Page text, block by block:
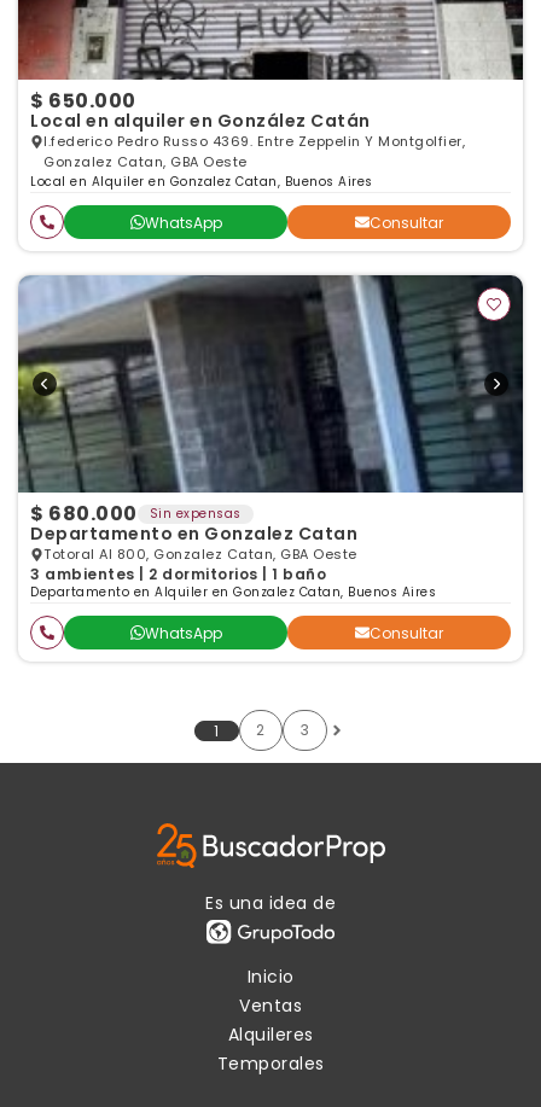
$ 650.000
Local en alquiler en González Catán
I.federico Pedro Russo 4369. Entre Zeppelin Y Montgolfier,
Gonzalez Catan, GBA Oeste
Local en Alquiler en Gonzalez Catan, Buenos Aires
WhatsApp Consultar
$ 680.000 Sin expensas
Departamento en Gonzalez Catan
Totoral Al 800, Gonzalez Catan, GBA Oeste
3 ambientes | 2 dormitorios | 1 baño
Departamento en Alquiler en Gonzalez Catan, Buenos Aires
WhatsApp Consultar
1 2 3
Es una idea de
Inicio
Ventas
Alquileres
Temporales